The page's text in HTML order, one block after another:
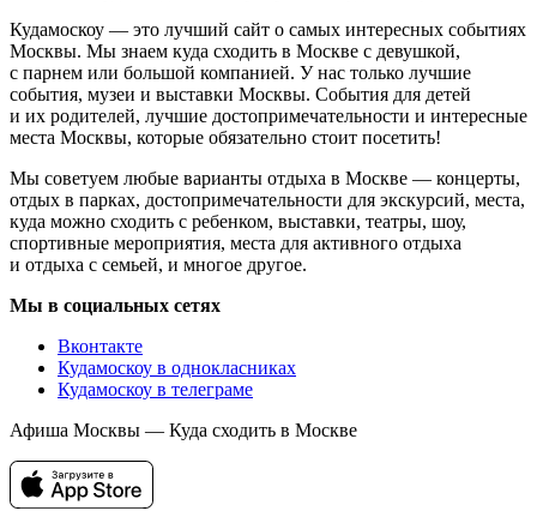
Кудамоскоу — это лучший сайт о самых интересных событиях
Москвы. Мы знаем куда сходить в Москве с девушкой,
с парнем или большой компанией. У нас только лучшие
события, музеи и выставки Москвы. События для детей
и их родителей, лучшие достопримечательности и интересные
места Москвы, которые обязательно стоит посетить!
Мы советуем любые варианты отдыха в Москве — концерты,
отдых в парках, достопримечательности для экскурсий, места,
куда можно сходить с ребенком, выставки, театры, шоу,
спортивные мероприятия, места для активного отдыха
и отдыха с семьей, и многое другое.
Мы в социальных сетях
Вконтакте
Кудамоскоу в однокласниках
Кудамоскоу в телеграме
Афиша Москвы — Куда сходить в Москве